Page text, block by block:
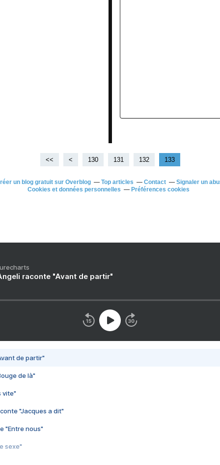
<< < 100
110
120
130 131 132 133
un blog gratuit sur Overblog Top articles Contact Signaler un
Cookies et données personnelles
Préférences cookies
raconte "Avant de partir"
de partir"
de là"
vite"
"Jacques a dit"
"Entre nous"
sexe"